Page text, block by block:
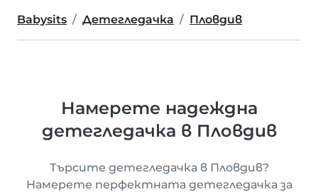
Babysits Детегледачка Пловдив
Намерете надеждна
детегледачка в Пловдив
Търсите детегледачка в Пловдив?
Намерете перфектната детегледачка за